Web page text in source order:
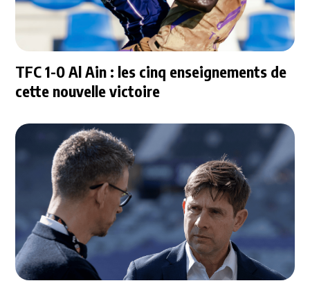
TFC 1-0 Al Ain : les cinq enseignements de
cette nouvelle victoire